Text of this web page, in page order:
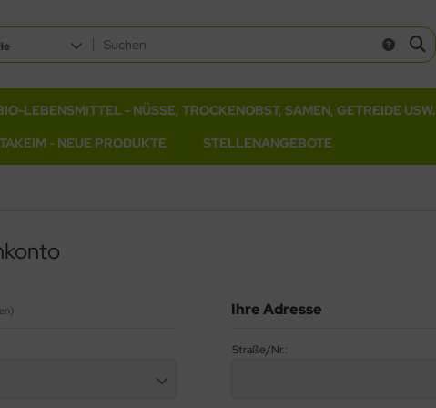
LEBENSMITTEL - NÜSSE, TROCKENOBST, SAMEN, GETREIDE USW.
- NEUE PRODUKTE STELLENANGEBOTE
Ihre Adresse
Straße/Nr.: